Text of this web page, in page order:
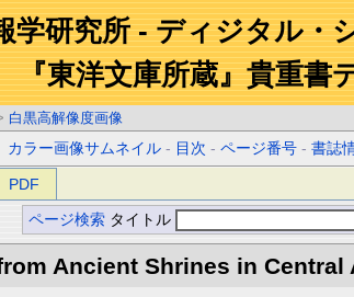
学研究所 - ディジタル・
『東洋文庫所蔵』貴重書
白黒高解像度画像
カラー画像サムネイル - 目次 -ページ番号 -書誌
PDF
ページ検索 タイトル
Ancient Shrines in Central